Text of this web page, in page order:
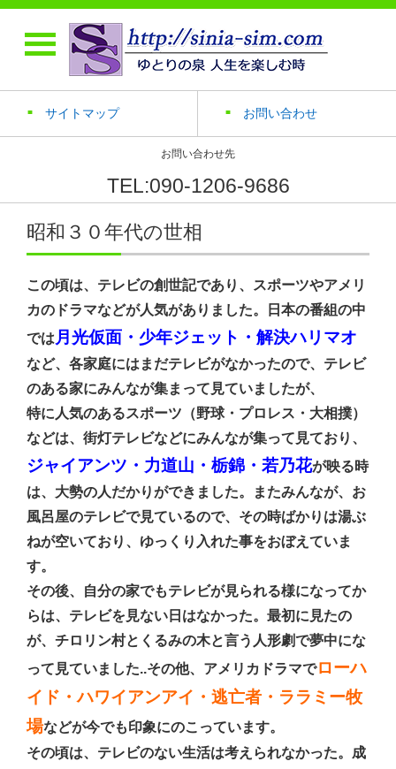
サイトマップ お問い合わせ
お問い合わせ先
TEL:090-1206-9686
昭和３０年代の世相
この頃は、テレビの創世記であり、スポーツやアメリ
カのドラマなどが人気がありました。日本の番組の中
では 月光仮面・少年ジェット・解決ハリマオ
など、各家庭にはまだテレビがなかったので、テレビ
のある家にみんなが集まって見ていましたが、
特に人気のあるスポーツ（野球・プロレス・大相撲）
などは、街灯テレビなどにみんなが集って見ており、
ジャイアンツ・力道山・栃錦・若乃花が映る時
は、大勢の人だかりができました。またみんなが、お
風呂屋のテレビで見ているので、その時ばかりは湯ぶ
ねが空いており、ゆっくり入れた事をおぼえていま
す。
その後、自分の家でもテレビが見られる様になってか
らは、テレビを見ない日はなかった。最初に見たの
が、チロリン村とくるみの木と言う人形劇で夢中にな
って見ていました..その他、アメリカドラマでローハ
イド・ハワイアンアイ・逃亡者・ララミー牧
場などが今でも印象にのこっています。
その頃は、テレビのない生活は考えられなかった。成